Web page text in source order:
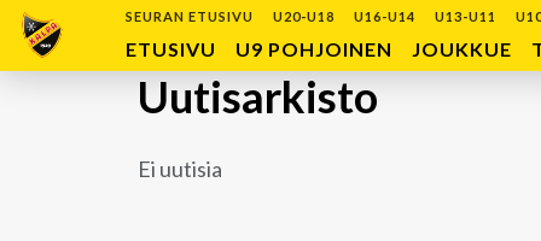
SEURAN ETUSIVU U20-U18 U16-U14 U13-U11
ETUSIVU U9 POHJOINEN JOUKKUE
Uutisarkisto
Ei uutisia